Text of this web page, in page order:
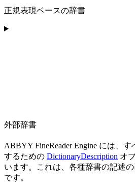
正規表現ベースの辞書
外部辞書
ABBYY FineReader Engine には、
するための DictionaryDescription オ
います。これは、各種辞書の記述
です。